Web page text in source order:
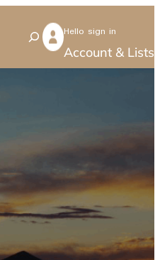
S
e
Hello sign in
Account & Lists